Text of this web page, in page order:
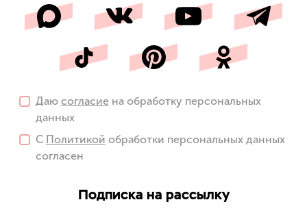
Даю согласие на обработку персональных
данных
С Политикой обработки персональных данных
согласен
Подписка на рассылку